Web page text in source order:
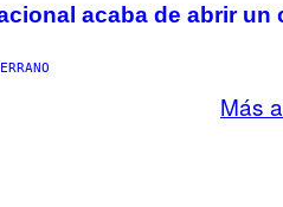
acaba de abrir
Más